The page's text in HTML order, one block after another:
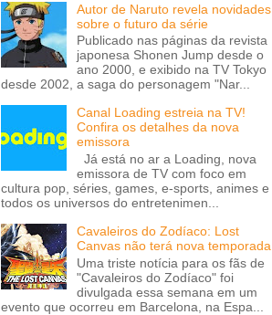
Autor de Naruto revela novidades
sobre o futuro da série
Publicado nas páginas da revista
japonesa Shonen Jump desde o
ano 2000, e exibido na TV Tokyo
desde 2002, a saga do personagem "Nar...
Canal Loading estreia na TV!
Confira os detalhes da nova
emissora
Já está no ar a Loading, nova
emissora de TV com foco em
cultura pop, séries, games, e-sports, animes e
todos os universos do entretenimen...
Cavaleiros do Zodíaco: Lost
Canvas não terá nova temporada
Uma triste notícia para os fãs de
"Cavaleiros do Zodíaco" foi
divulgada essa semana em um
evento que ocorreu em Barcelona, na Espa...